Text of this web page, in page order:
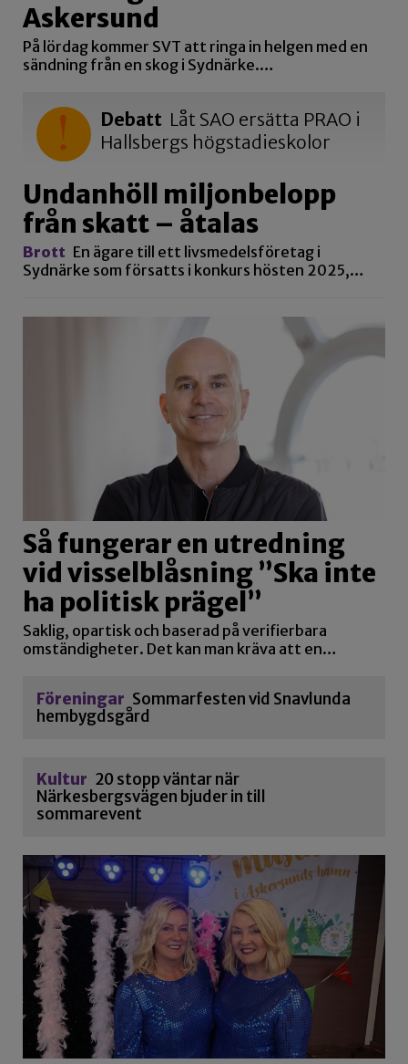
Askersund
På lördag kommer SVT att ringa in helgen med en
sändning från en skog i Sydnärke.…
Debatt Låt SAO ersätta PRAO i
Hallsbergs högstadieskolor
Undanhöll miljonbelopp
från skatt – åtalas
Brott En ägare till ett livsmedelsföretag i
Sydnärke som försatts i konkurs hösten 2025,…
Så fungerar en utredning
vid visselblåsning ”Ska inte
ha politisk prägel”
Saklig, opartisk och baserad på verifierbara
omständigheter. Det kan man kräva att en…
Föreningar Sommarfesten vid Snavlunda
hembygdsgård
Kultur 20 stopp väntar när
Närkesbergsvägen bjuder in till
sommarevent